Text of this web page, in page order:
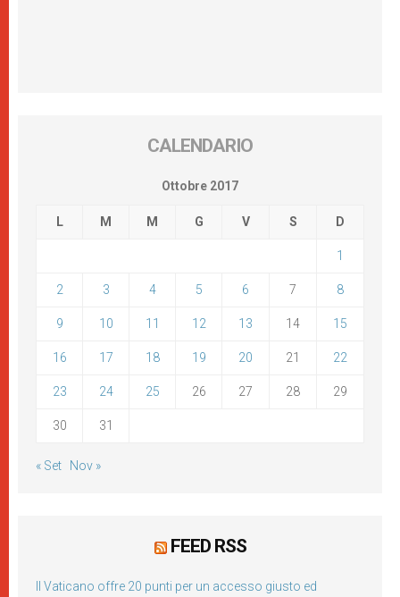
CALENDARIO
Ottobre 2017
L M M G V S D
1
2 3 4 5 6 7 8
9 10 11 12 13 14 15
16 17 18 19 20 21 22
23 24 25 26 27 28 29
30 31
« Set Nov »
FEED RSS
Il Vaticano offre 20 punti per un accesso giusto ed